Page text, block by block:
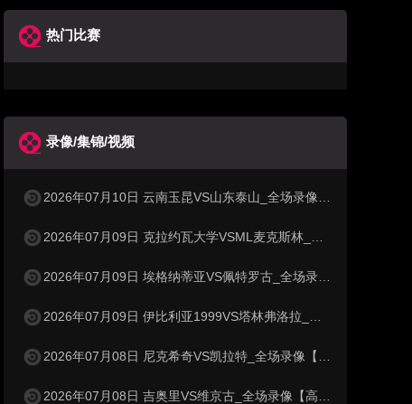
热门比赛
录像/集锦/视频
2026年07月10日 云南玉昆VS山东泰山_全场录像【高清回放】
2026年07月09日 克拉约瓦大学VSML麦克斯林_全场录像【高清回放】
2026年07月09日 埃格纳蒂亚VS佩特罗古_全场录像【高清回放】
2026年07月09日 伊比利亚1999VS塔林弗洛拉_全场录像【高清回放】
2026年07月08日 尼克希奇VS凯拉特_全场录像【高清回放】
2026年07月08日 吉奥里VS维京古_全场录像【高清回放】